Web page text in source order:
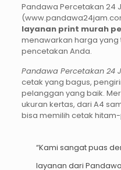
Pandawa Percetakan 24
layanan print murah
menawarkan harga yang
pencetakan Anda.
Pandawa Percetakan 24
cetak yang bagus,
pelanggan yang baik.
ukuran kertas, dari A4
bisa memilih cetak
“Kami sangat puas
layanan dari